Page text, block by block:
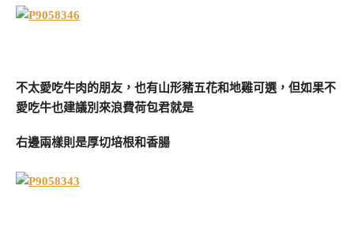
不太愛吃牛肉的朋友，也有山形豬五花和地雞可選，但如果不
愛吃牛也建議別來浪費荷包君就是
右邊兩樣則是厚切培根和香腸